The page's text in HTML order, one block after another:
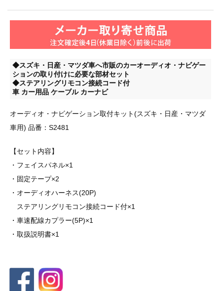
◆スズキ・日産・マツダ車へ市販のカーオーディオ・ナビゲー
ションの取り付けに必要な部材セット
◆ステアリングリモコン接続コード付
車 カー用品 ケーブル カーナビ
オーディオ・ナビゲーション取付キット(スズキ・日産・マツダ
車用) 品番：S2481
【セット内容】
・フェイスパネル×1
・固定テープ×2
・オーディオハーネス(20P)
ステアリングリモコン接続コード付×1
・車速配線カプラー(5P)×1
・取扱説明書×1